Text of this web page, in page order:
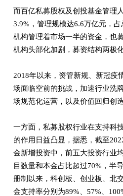
而百亿私募股权及创投基金管理
3.9%，管理规模达6.6万亿元，
机构管理着市场一半的资金，也
机构头部化加剧，募资结构两极
2018年以来，资管新规、新冠疫
场面临空前的挑战，加速行业洗
场规范化运营，以及价值回归创
一方面，私募股权行业在支持科
的作用日益凸显，据悉，截至
金新增投资中，前五大投资行业
目数量和本金占比超过70%，半
册制以来，科创板、创业板、北
金支持率分别为89%、57%、